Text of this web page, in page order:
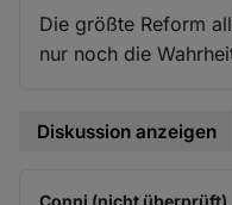
Die größte Reform
nur noch die
Diskussion anzeigen